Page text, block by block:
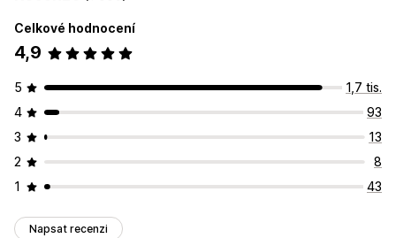
Celkové hodnocení
4,9
5
1,7 tis.
4
93
3
13
2
8
1
43
Napsat recenzi